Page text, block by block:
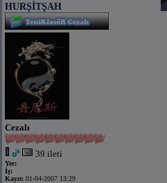
HURŞİTŞAH
Cezalı
39 ileti
Yer:
İş:
Kayıt: 01-04-2007 13:29